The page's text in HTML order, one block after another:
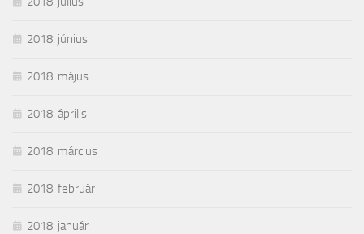
2018. június
2018. május
2018. április
2018. március
2018. február
2018. január